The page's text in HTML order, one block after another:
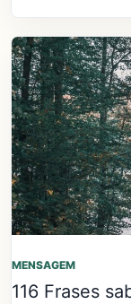
MENSAGEM
116 Frases